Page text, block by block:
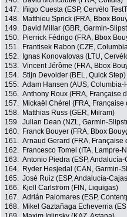
147.
Iñigo Cuesta (ESP, Cervélo
148.
Matthieu Sprick (FRA, Bbox
149.
David Millar (GBR, Garmin-
150.
Pierrick Fédrigo (FRA, Bbox
151.
Frantisek Rabon (CZE,
152.
Ignas Konovalovas (LTU,
153. Vincent Jérôme (FRA, Bbox
154. Stijn Devolder (BEL, Quick Step)
155. Adam Hansen (AUS, Columbia-
156. Anthony Roux (FRA, Française
157.
Mickaël Chérel (FRA, Française
158.
Matthias Russ (GER, Milram)
159. Julian Dean (NZL, Garmin-
160.
Franck Bouyer (FRA, Bbox
161. Arnaud Gerard (FRA, Française
162.
Francesco Tomei (ITA, Lampre-
163. Antonio Piedra (ESP,
164.
Ryder Hesjedal (CAN, Garmin-
165. José Ruiz (ESP, Andalucía-
166.
Kjell Carlström (FIN, Liquigas)
167. Adrián Palomares (ESP,
168.
Mikel Gaztañaga Echeverria